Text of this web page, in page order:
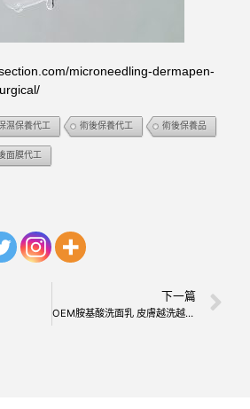
microneedling-dermapen-
濕保養代工 術後保養代工 術後保養品
面膜代工
下一篇
OEM胺基酸洗面乳 皮膚越洗越健康